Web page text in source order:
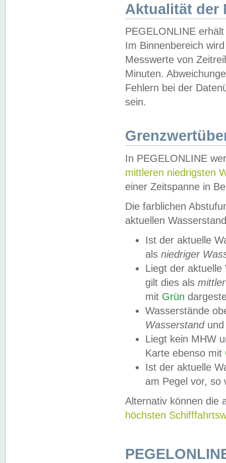
Aktualität der
PEGELONLINE
Im Binnenbereich
Messwerte von
Minuten.
Fehlern bei der
sein.
In PEGELONLINE
mittleren niedrigsten
einer Zeitspanne in
Die farblichen
aktuellen
Ist der aktuelle
als niedriger
Liegt der
gilt dies als
mit Grün
Wasserstände
Wasserstandund
Liegt kein MHW
Karte ebenso mit
Ist der aktuelle
am Pegel vor,
Alternativ können die
höchsten